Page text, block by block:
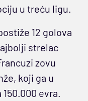
u treću ligu.
12 golova
strelac
zovu
koji ga u
evra.